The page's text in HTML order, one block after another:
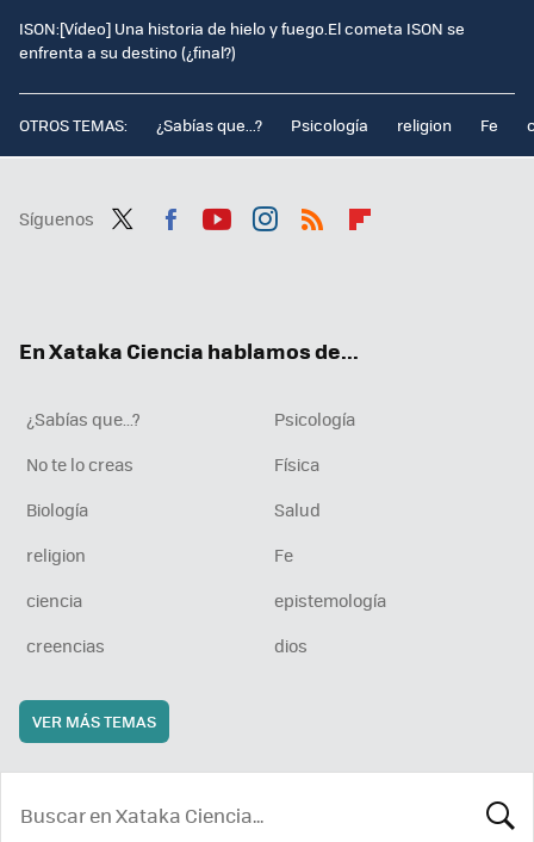
ISON:[Vídeo] Una historia de hielo y fuego.El cometa ISON se
enfrenta a su destino (¿final?)
OTROS TEMAS: ¿Sabías que...? Psicología religion Fe
Síguenos
En Xataka Ciencia hablamos de...
¿Sabías que...?
Psicología
No te lo creas
Física
Biología
Salud
religion
Fe
ciencia
epistemología
creencias
dios
VER MÁS TEMAS